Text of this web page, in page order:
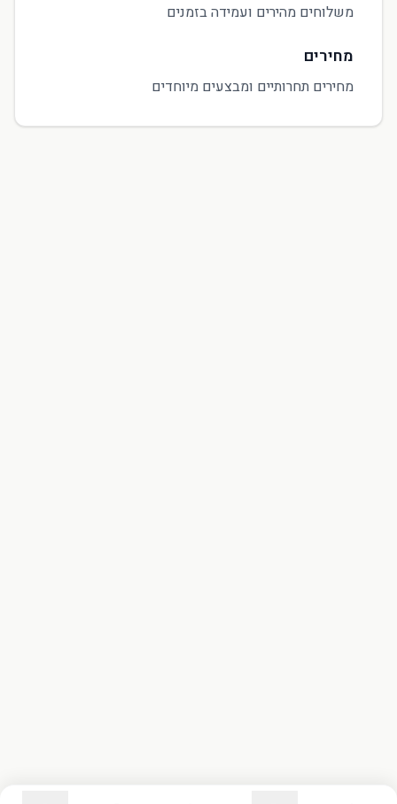
משלוחים מהירים ועמידה בזמנים
מחירים
מחירים תחרותיים ומבצעים מיוחדים